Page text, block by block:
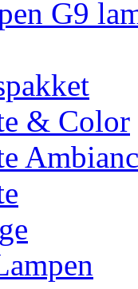
G9
& Color